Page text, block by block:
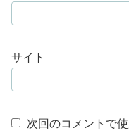
サイト
次回のコメントで